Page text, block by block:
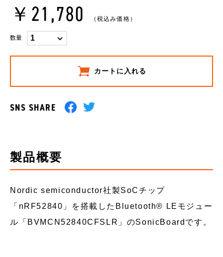
￥21,780 （税込み価格）
数量
カートに入れる
SNS SHARE
製品概要
Nordic semiconductor社製SoCチップ
「nRF52840」を搭載したBluetooth®︎ LEモジュー
ル「BVMCN52840CFSLR」のSonicBoardです。